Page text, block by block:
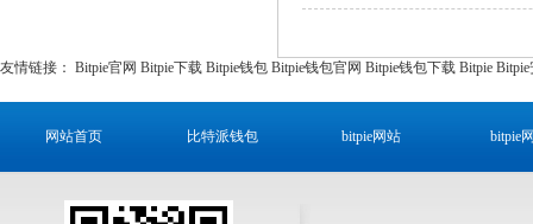
友情链接： Bitpie官网 Bitpie下载 Bitpie钱包 Bitpie钱包官网 Bitpie钱包下载 Bitpie
网站首页 比特派钱包 bitpie网站 bitpie